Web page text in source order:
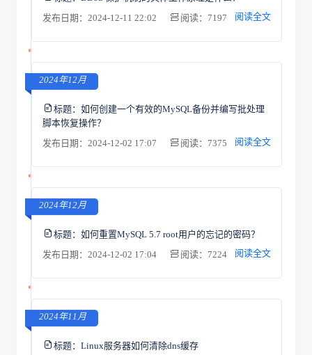
发布日期：2024-12-11 22:02
阅读：7197 阅读全文
2024年12月
标题： 如何创建一个有效的MySQL备份并编写批处理
脚本恢复操作？
发布日期：2024-12-02 17:07
阅读：7375 阅读全文
2024年12月
标题： 如何重置MySQL 5.7 root用户的忘记的密码？
发布日期：2024-12-02 17:04
阅读：7224 阅读全文
2024年11月
标题： Linux服务器如何清除dns缓存